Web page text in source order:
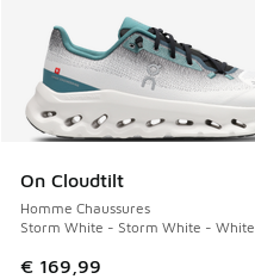
On Cloudtilt
Homme Chaussures
Storm White - Storm White - White
€ 169,99